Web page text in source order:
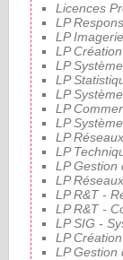
Licences
LP
LP
LP
LP
LP
LP
LP
LP
LP
LP
LP Gestion
LP
LP R&T -
LP R&T -
LP SIG -
LP
LP Gestion